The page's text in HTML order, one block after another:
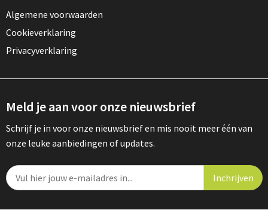
Algemene voorwaarden
Cookieverklaring
Privacyverklaring
Meld je aan voor onze nieuwsbrief
Schrijf je in voor onze nieuwsbrief en mis nooit meer één van
onze leuke aanbiedingen of updates.